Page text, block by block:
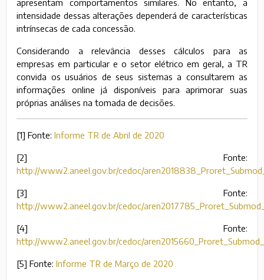
apresentam comportamentos similares. No entanto, a
intensidade dessas alterações dependerá de características
intrínsecas de cada concessão.
Considerando a relevância desses cálculos para as
empresas em particular e o setor elétrico em geral, a TR
convida os usuários de seus sistemas a consultarem as
informações online já disponíveis para aprimorar suas
próprias análises na tomada de decisões.
[1] Fonte: Informe TR de Abril de 2020
[2] Fonte:
http://www2.aneel.gov.br/cedoc/
[3] Fonte:
http://www2.aneel.gov.br/cedoc/
[4] Fonte:
http://www2.aneel.gov.br/cedoc/
[5] Fonte: Informe TR de Março de 2020